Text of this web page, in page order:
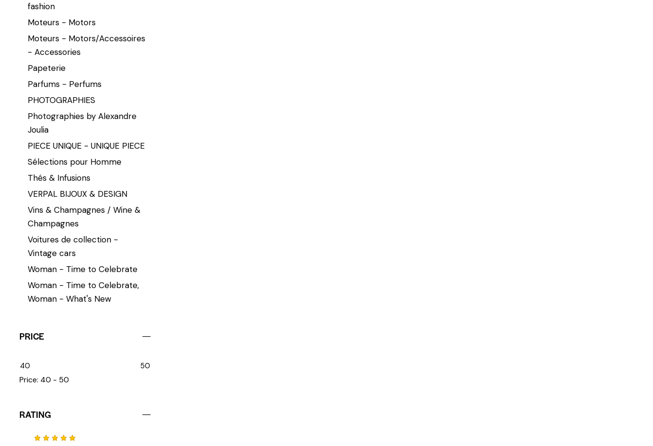
fashion
Moteurs - Motors
Moteurs - Motors/Accessoires
- Accessories
Papeterie
Parfums - Perfums
PHOTOGRAPHIES
Photographies by Alexandre
Joulia
PIECE UNIQUE - UNIQUE PIECE
Sélections pour Homme
Thés & Infusions
VERPAL BIJOUX & DESIGN
Vins & Champagnes / Wine &
Champagnes
Voitures de collection -
Vintage cars
Woman - Time to Celebrate
Woman - Time to Celebrate,
Woman - What's New
PRICE
40 50
Price: 40 - 50
RATING